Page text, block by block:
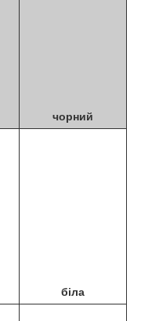
чорний
біла